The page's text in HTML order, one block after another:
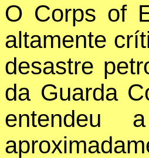
O Corps of
altamente
desastre
da Guarda
entendeu